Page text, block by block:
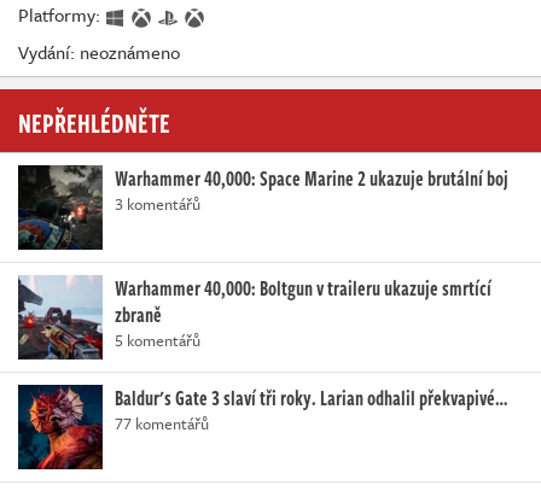
Platformy:
Vydání: neoznámeno
NEPŘEHLÉDNĚTE
Warhammer 40,000: Space Marine 2 ukazuje brutální boj
3 komentářů
Warhammer 40,000: Boltgun v traileru ukazuje smrtící
zbraně
5 komentářů
Baldur's Gate 3 slaví tři roky. Larian odhalil překvapivé…
77 komentářů